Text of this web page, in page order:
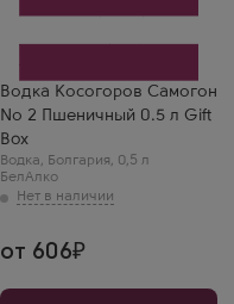
Водка Косогоров Самогон
№ 2 Пшеничный 0.5 л Gift
Box
Водка, Болгария, 0,5 л
БелАлко
Wheat в подарочной
Бренд
Косогоров Самогон
от 606